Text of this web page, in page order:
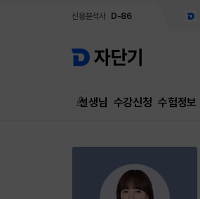
신용분석사 D-86
선생님 수강신청 수험정보